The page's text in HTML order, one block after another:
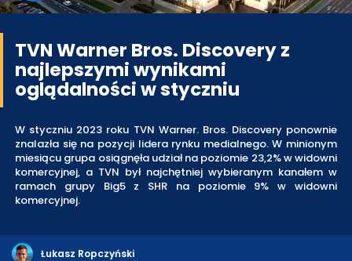
TVN Warner Bros. Discovery z
najlepszymi wynikami
oglądalności w styczniu
W styczniu 2023 roku TVN Warner. Bros. Discovery ponownie
znalazła się na pozycji lidera rynku medialnego. W minionym
miesiącu grupa osiągnęła udział na poziomie 23,2% w widowni
komercyjnej, a TVN był najchętniej wybieranym kanałem w
ramach grupy Big5 z SHR na poziomie 9% w widowni
komercyjnej.
Łukasz Ropczyński